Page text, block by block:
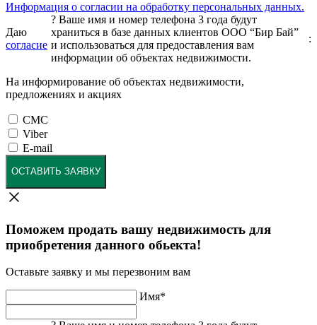
Информация о согласии на обработку персональных данных.
Даю
согласие
? Ваше имя и номер телефона 3 года будут
храниться в базе данных клиентов ООО “Бир Бай”
и использоваться для предоставления вам
информации об объектах недвижимости.
:
На информирование об объектах недвижимости,
предложениях и акциях
СМС
Viber
E-mail
ОСТАВИТЬ ЗАЯВКУ
Поможем продать вашу недвижимость для
приобретения данного обьекта!
Оставьте заявку и мы перезвоним вам
Имя*